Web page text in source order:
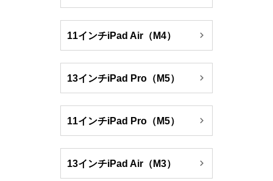
11インチiPad Air（M4） 
13インチiPad Pro（M5） 
11インチiPad Pro（M5） 
13インチiPad Air（M3） 